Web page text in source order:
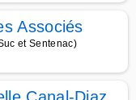
Associés
et Sentenac)